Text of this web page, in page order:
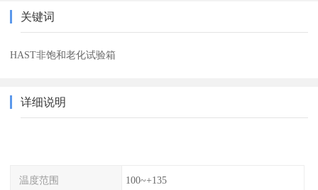
关键词
HAST非饱和老化试验箱
详细说明
温度范围 100~+135